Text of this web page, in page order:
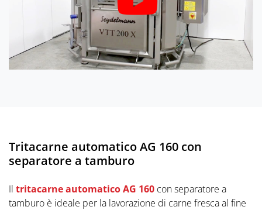
Tritacarne automatico AG 160 con
separatore a tamburo
Il tritacarne automatico AG 160 con separatore a
tamburo è ideale per la lavorazione di carne fresca al fine